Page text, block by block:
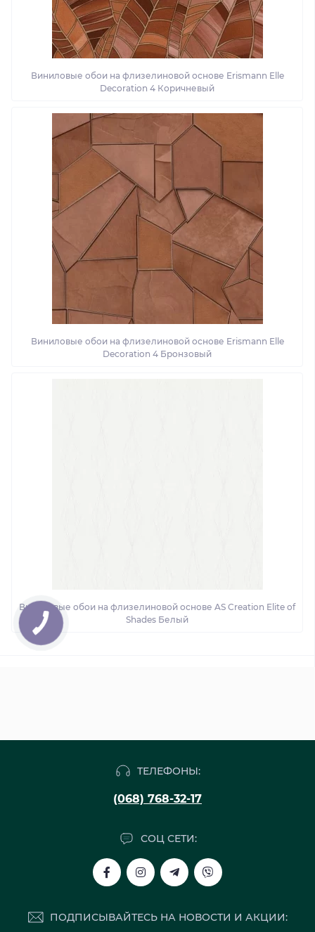
Виниловые обои на флизелиновой основе Erismann Elle
Decoration 4 Коричневый
Виниловые обои на флизелиновой основе Erismann Elle
Decoration 4 Бронзовый
Виниловые обои на флизелиновой основе AS Creation Elite of
Shades Белый
ТЕЛЕФОНЫ:
(068) 768-32-17
СОЦ СЕТИ:
ПОДПИСЫВАЙТЕСЬ НА НОВОСТИ И АКЦИИ: